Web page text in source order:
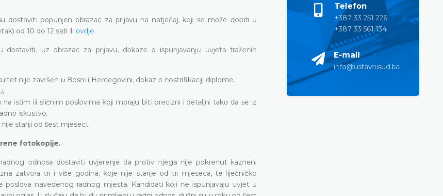
dostaviti popunjen obrazac za prijavu na natječaj, koji se može dobiti u
od 10 do 12 sati ili ovdje.
uz obrazac za prijavu, dokaze o ispunjavanju uvjeta traženih
nije završen u Bosni i Hercegovini, dokaz o nostrifikaciji diplome,
istim ili sličnim poslovima koji moraju biti precizni i detaljni tako da se iz
iskustvo,
stariji od šest mjeseci.
fotokopije.
odnosa dostaviti uvjerenje da protiv njega nije pokrenut kazneni
zatvora tri i više godina, koje nije starije od tri mjeseca, te liječničko
poslova navedenog radnog mjesta. Kandidati koji ne ispunjavaju uvjet u
Telefon
+387 33 251 226
+387 33 561 134
E-mail
info@ustavnisud.ba